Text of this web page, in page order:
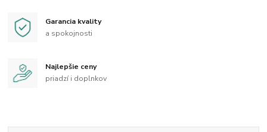
Garancia kvality
a spokojnosti
Najlepšie ceny
priadzí i doplnkov